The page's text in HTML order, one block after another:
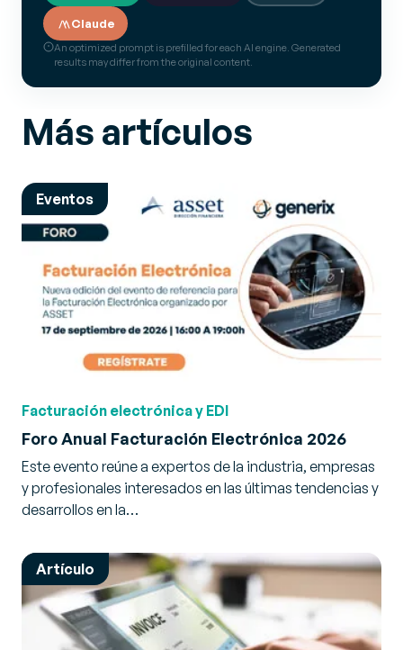
Claude
An optimized prompt is prefilled for each AI engine. Generated
results may differ from the original content.
Más artículos
Eventos
Facturación electrónica y EDI
Foro Anual Facturación Electrónica 2026
Este evento reúne a expertos de la industria, empresas
y profesionales interesados en las últimas tendencias y
desarrollos en la…
Artículo